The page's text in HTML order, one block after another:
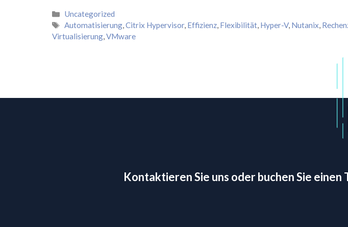
Kategorien
Uncategorized
Schlagwörter
Automatisierung,Citrix Hypervisor, Effizienz, Flexibilität, Hyper-V, Nutanix,
Virtualisierung,VMware
Kontaktieren Sie uns oder buchen Sie einen